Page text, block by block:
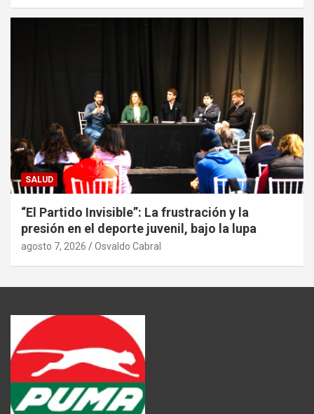
SALUD
“El Partido Invisible”: La frustración y la
presión en el deporte juvenil, bajo la lupa
agosto 7, 2026 Osvaldo Cabral